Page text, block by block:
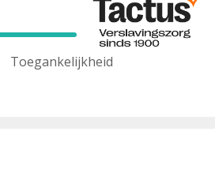
Toegankelijkheid